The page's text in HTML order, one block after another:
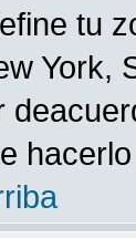
tu
York,